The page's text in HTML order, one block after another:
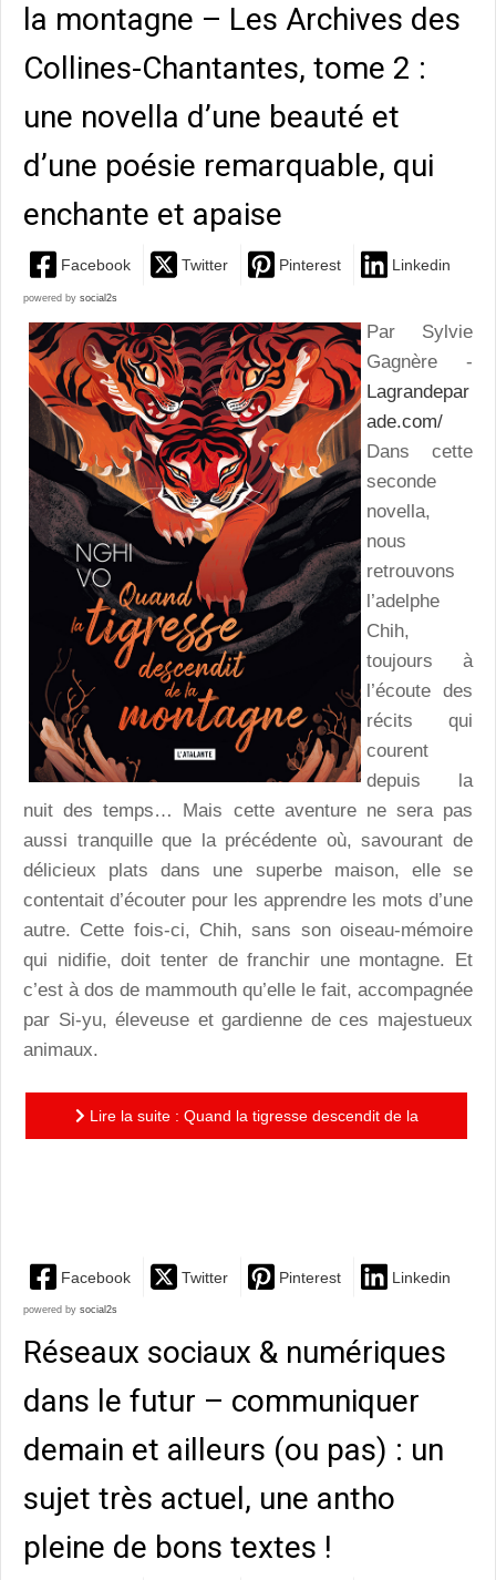
la montagne – Les Archives des
Collines-Chantantes, tome 2 :
une novella d’une beauté et
d’une poésie remarquable, qui
enchante et apaise
Facebook Twitter Pinterest Linkedin
powered by social2s
Par Sylvie
Gagnère -
Lagrandepar
ade.com/
Dans cette
seconde
novella,
nous
retrouvons
l’adelphe
Chih,
toujours à
l’écoute des
récits qui
courent
depuis la
nuit des temps… Mais cette aventure ne sera pas
aussi tranquille que la précédente où, savourant de
délicieux plats dans une superbe maison, elle se
contentait d’écouter pour les apprendre les mots d’une
autre. Cette fois-ci, Chih, sans son oiseau-mémoire
qui nidifie, doit tenter de franchir une montagne. Et
c’est à dos de mammouth qu’elle le fait, accompagnée
par Si-yu, éleveuse et gardienne de ces majestueux
animaux.
Lire la suite : Quand la tigresse descendit de la
Facebook Twitter Pinterest Linkedin
powered by social2s
Réseaux sociaux & numériques
dans le futur – communiquer
demain et ailleurs (ou pas) : un
sujet très actuel, une antho
pleine de bons textes !